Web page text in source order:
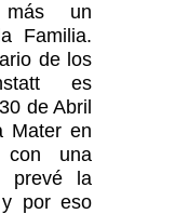
un
Familia.
de los
es
de Abril
Mater en
una
prevé la
por eso